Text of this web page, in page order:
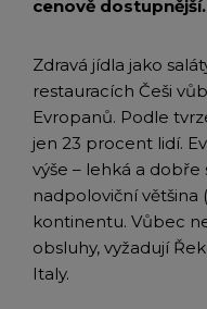
cenově dostupnější.
Zdravá jídla jako
restauracích Češi
Evropanů. Podle
jen 23 procent lidí.
výše – lehká a dobře
nadpoloviční většina
kontinentu. Vůbec
obsluhy, vyžadují
Italy.